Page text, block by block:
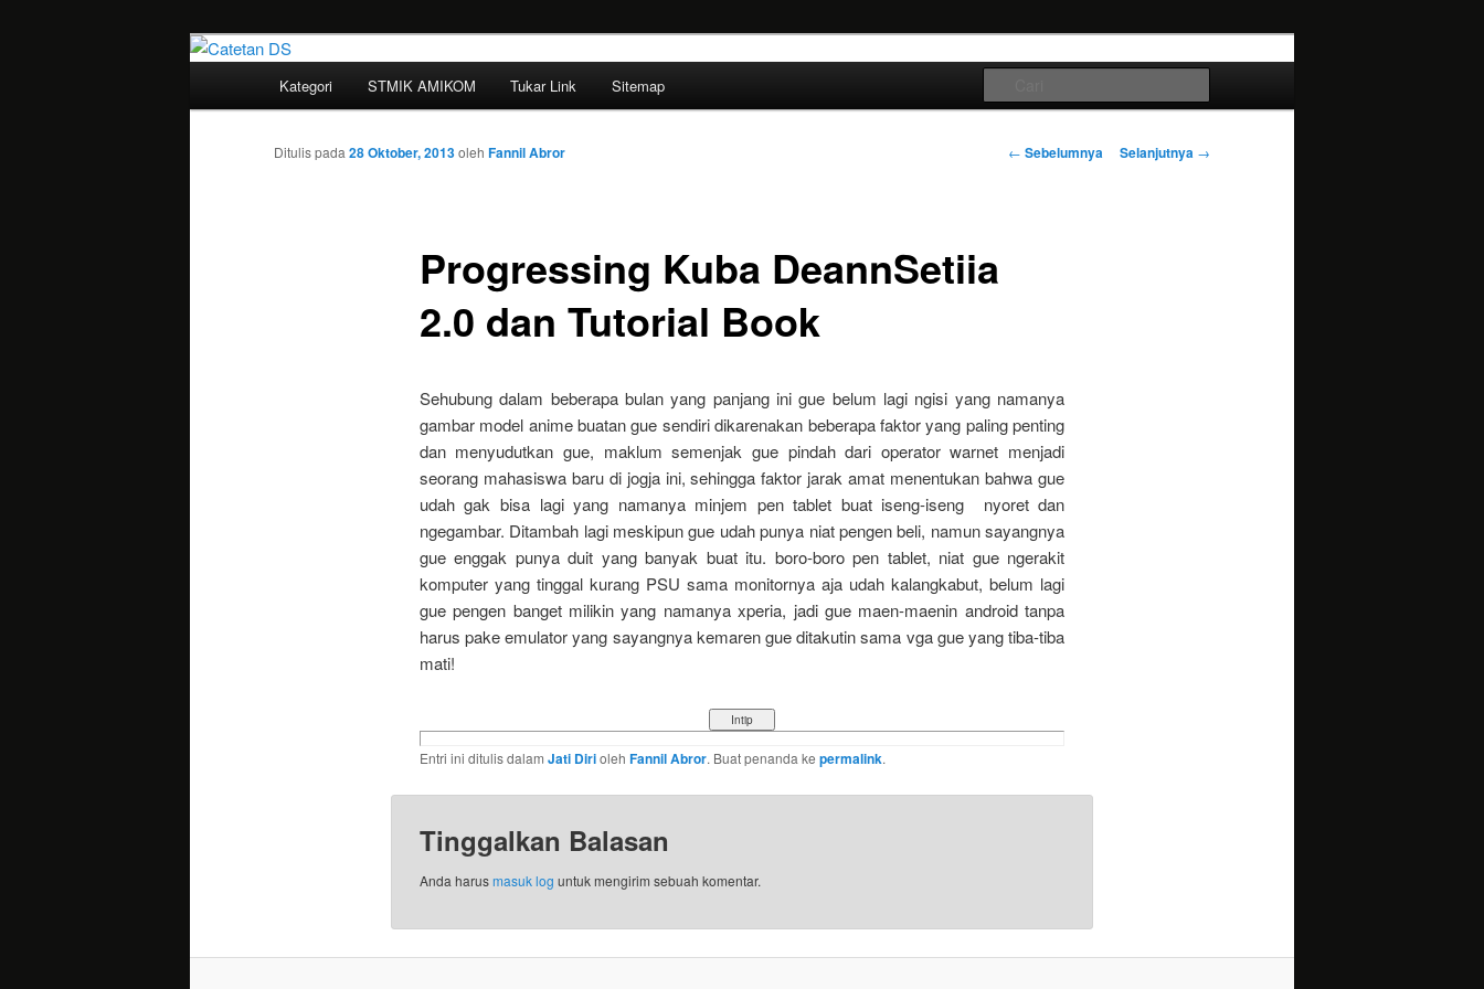
Catetan DS
Mari bermimpi dan ciptakan kehendak
Langsung
ke
Kategori STMIK AMIKOM Tukar Link Sitemap
Navigasi
← Sebelumnya Selanjutnya →
Progressing Kuba DeannSetiia
2.0 dan Tutorial Book
Ditulis pada 28 Oktober, 2013oleh Fannil Abror
Sehubung dalam beberapa bulan yang panjang ini gue belum lagi ngisi yang namanya
gambar model anime buatan gue sendiri dikarenakan beberapa faktor yang paling penting
dan menyudutkan gue, maklum semenjak gue pindah dari operator warnet menjadi
seorang mahasiswa baru di jogja ini, sehingga faktor jarak amat menentukan bahwa gue
udah gak bisa lagi yang namanya minjem pen tablet buat iseng-iseng nyoret dan
ngegambar. Ditambah lagi meskipun gue udah punya niat pengen beli, namun sayangnya
gue enggak punya duit yang banyak buat itu. boro-boro pen tablet, niat gue ngerakit
komputer yang tinggal kurang PSU sama monitornya aja udah kalangkabut, belum lagi
gue pengen banget milikin yang namanya xperia, jadi gue maen-maenin android tanpa
harus pake emulator yang sayangnya kemaren gue ditakutin sama vga gue yang tiba-tiba
mati!
Entri ini ditulis dalam Jati Dirioleh Fannil Abror. Buat penanda ke permalink.
Tinggalkan Balasan
Anda harusmasuk log untuk mengirim sebuah komentar.